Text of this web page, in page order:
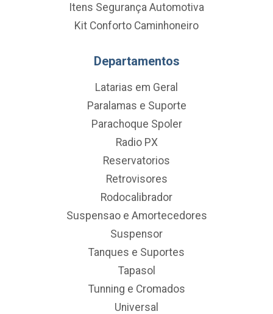
Itens Segurança Automotiva
Kit Conforto Caminhoneiro
Departamentos
Latarias em Geral
Paralamas e Suporte
Parachoque Spoler
Radio PX
Reservatorios
Retrovisores
Rodocalibrador
Suspensao e Amortecedores
Suspensor
Tanques e Suportes
Tapasol
Tunning e Cromados
Universal